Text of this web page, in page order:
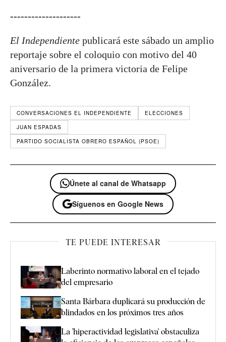
--------------------
El Independiente publicará este sábado un amplio
reportaje sobre el coloquio con motivo del 40
aniversario de la primera victoria de Felipe
González.
CONVERSACIONES EL INDEPENDIENTE
ELECCIONES
JUAN ESPADAS
PARTIDO SOCIALISTA OBRERO ESPAÑOL (PSOE)
Únete al canal de Whatsapp
Síguenos en Google News
TE PUEDE INTERESAR
Laberinto normativo laboral en el tejado
del empresario
Santa Bárbara duplicará su producción de
blindados en los próximos tres años
La 'hiperactividad legislativa' obstaculiza